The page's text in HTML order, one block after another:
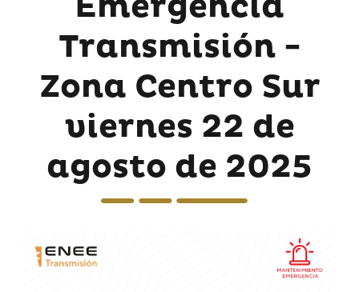
Transmisión -
Zona Centro Sur
viernes 22 de
agosto de 2025